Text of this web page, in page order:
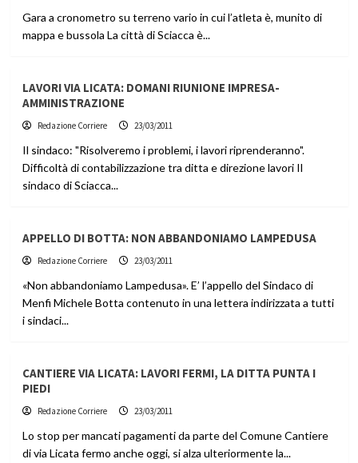
Gara a cronometro su terreno vario in cui l’atleta è, munito di
mappa e bussola La città di Sciacca è...
LAVORI VIA LICATA: DOMANI RIUNIONE IMPRESA-
AMMINISTRAZIONE
Redazione Corriere 23/03/2011
Il sindaco: "Risolveremo i problemi, i lavori riprenderanno".
Difficoltà di contabilizzazione tra ditta e direzione lavori Il
sindaco di Sciacca...
APPELLO DI BOTTA: NON ABBANDONIAMO LAMPEDUSA
Redazione Corriere 23/03/2011
«Non abbandoniamo Lampedusa». E’ l’appello del Sindaco di
Menfi Michele Botta contenuto in una lettera indirizzata a tutti
i sindaci...
CANTIERE VIA LICATA: LAVORI FERMI, LA DITTA PUNTA I
PIEDI
Redazione Corriere 23/03/2011
Lo stop per mancati pagamenti da parte del Comune Cantiere
di via Licata fermo anche oggi, si alza ulteriormente la...